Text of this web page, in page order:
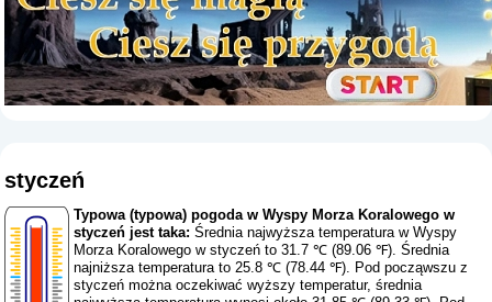
styczeń
Typowa (typowa) pogoda w Wyspy Morza Koralowego w
styczeń jest taka: Średnia najwyższa temperatura w Wyspy
Morza Koralowego w styczeń to 31.7 ℃ (89.06 ℉). Średnia
najniższa temperatura to 25.8 ℃ (78.44 ℉). Pod począwszu z
styczeń można oczekiwać wyższy temperatur, średnia